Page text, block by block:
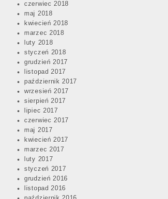
czerwiec 2018
maj 2018
kwiecień 2018
marzec 2018
luty 2018
styczeń 2018
grudzień 2017
listopad 2017
październik 2017
wrzesień 2017
sierpień 2017
lipiec 2017
czerwiec 2017
maj 2017
kwiecień 2017
marzec 2017
luty 2017
styczeń 2017
grudzień 2016
listopad 2016